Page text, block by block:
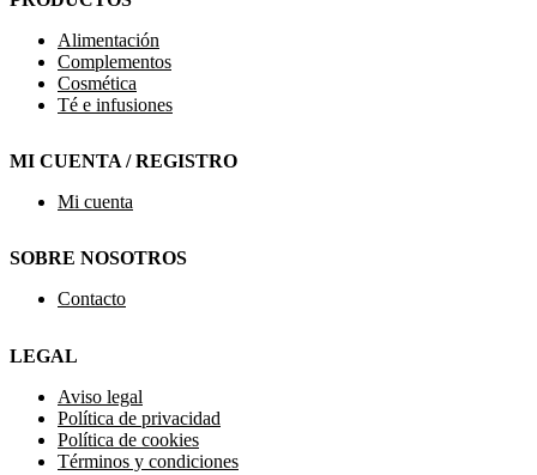
Alimentación
Complementos
Cosmética
Té e infusiones
MI CUENTA / REGISTRO
Mi cuenta
SOBRE NOSOTROS
Contacto
LEGAL
Aviso legal
Política de privacidad
Política de cookies
Términos y condiciones